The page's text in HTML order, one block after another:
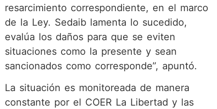
resarcimiento correspondiente, en el marco
de la Ley. Sedaib lamenta lo sucedido,
evalúa los daños para que se eviten
situaciones como la presente y sean
sancionados como corresponde”, apuntó.
La situación es monitoreada de manera
constante por el COER La Libertad y las